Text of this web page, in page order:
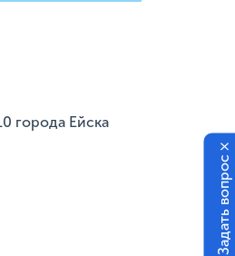
города Ейска
Задать вопрос
×